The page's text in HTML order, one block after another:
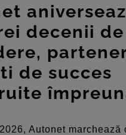
decenii de
de succes
Autonet marchează